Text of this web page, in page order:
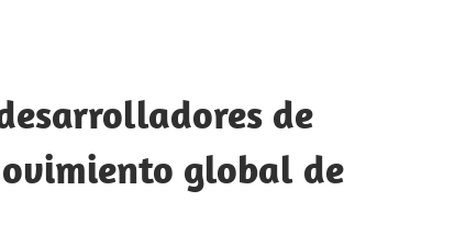
de
global de